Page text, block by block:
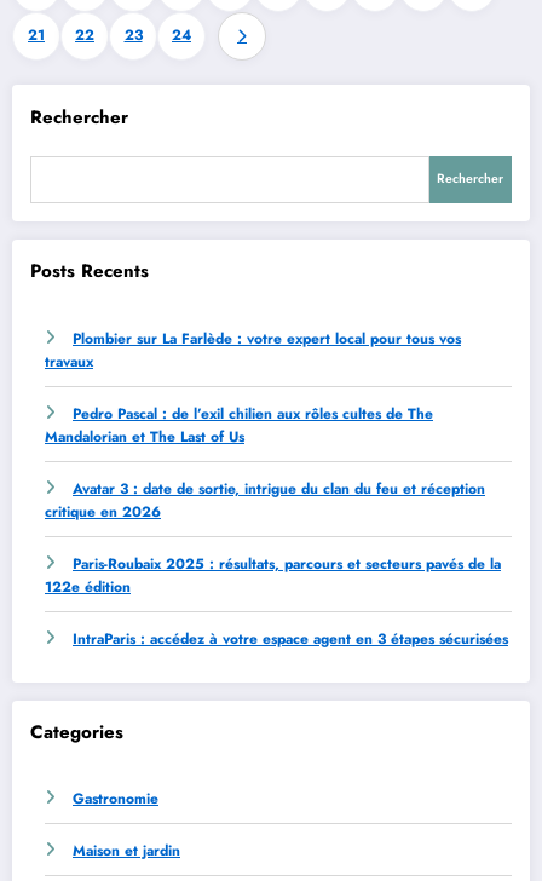
21 22 23 24
Rechercher
Rechercher
Posts Recents
Plombier sur La Farlède : votre expert local pour tous vos
travaux
Pedro Pascal : de l’exil chilien aux rôles cultes de The
Mandalorian et The Last of Us
Avatar 3 : date de sortie, intrigue du clan du feu et réception
critique en 2026
Paris-Roubaix 2025 : résultats, parcours et secteurs pavés de la
122e édition
IntraParis : accédez à votre espace agent en 3 étapes sécurisées
Categories
Gastronomie
Maison et jardin